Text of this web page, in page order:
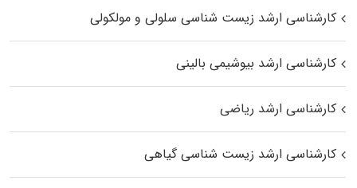
کارشناسی ارشد زیست شناسی سلولی و مولکولی
کارشناسی ارشد بیوشیمی بالینی
کارشناسی ارشد ریاضی
کارشناسی ارشد زیست‌ شناسی گیاهی